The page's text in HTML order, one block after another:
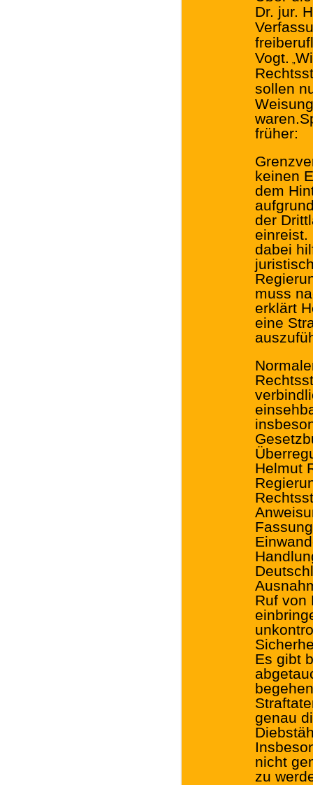
Dr. jur.
Vogt. „
sollen
früher:
keinen
dem
der
einreist.
dabei
muss
erklärt
eine
Helmut
Ruf von
Es gibt
genau
nicht
zu